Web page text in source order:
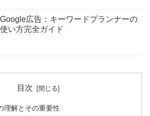
Google広告：キーワードプランナーの
使い方完全ガイド
目次
理解とその重要性